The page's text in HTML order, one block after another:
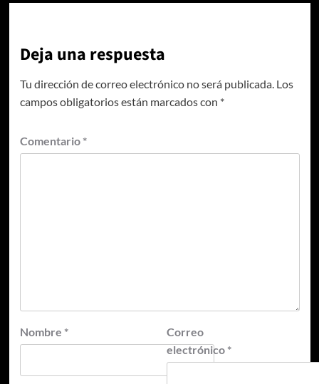
Deja una respuesta
Tu dirección de correo electrónico no será publicada. Los
campos obligatorios están marcados con *
Comentario *
Nombre *
Correo
electrónico *